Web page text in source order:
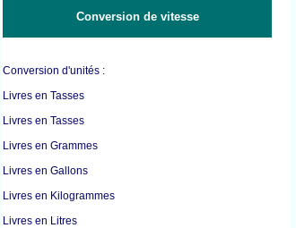
Conversion de vitesse
Conversion d'unités :
Livres en Tasses
Livres en Tasses
Livres en Grammes
Livres en Gallons
Livres en Kilogrammes
Livres en Litres